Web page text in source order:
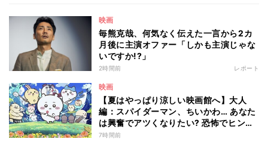
映画
毎熊克哉、何気なく伝えた一言から2カ
月後に主演オファー「しかも主演じゃな
いですか!?」
2時間前 レポート
映画
【夏はやっぱり涼しい映画館へ】大人
編：スパイダーマン、ちいかわ… あなた
は興奮でアツくなりたい? 恐怖でヒンヤ
リしたい? - 編集部が注目する最新映画5
7時間前